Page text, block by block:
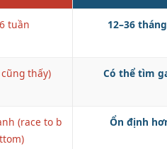
tuần 12–36
thấy) Có thể tìm
(race to b
Ổn định